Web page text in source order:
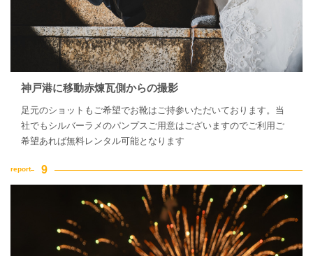
神戸港に移動赤煉瓦側からの撮影
足元のショットもご希望でお靴はご持参いただいております。当
社でもシルバーラメのパンプスご用意はございますのでご利用ご
希望あれば無料レンタル可能となります